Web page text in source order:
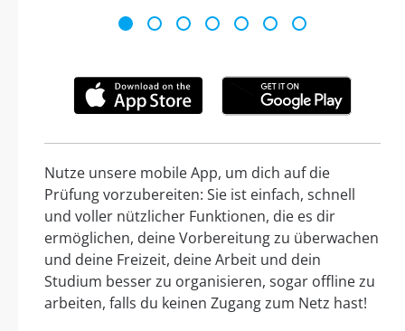
Nutze unsere mobile App, um dich auf die
Prüfung vorzubereiten: Sie ist einfach, schnell
und voller nützlicher Funktionen, die es dir
ermöglichen, deine Vorbereitung zu überwachen
und deine Freizeit, deine Arbeit und dein
Studium besser zu organisieren, sogar offline zu
arbeiten, falls du keinen Zugang zum Netz hast!